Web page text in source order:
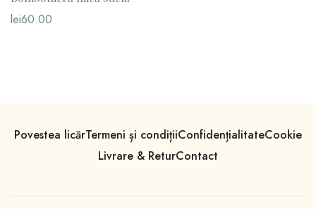
lei60.00
Povestea licărTermeni și condițiiConfidențialitateCookie
Livrare & ReturContact